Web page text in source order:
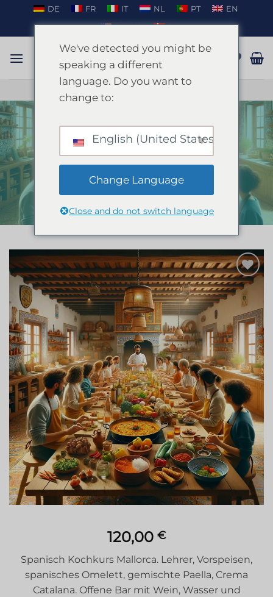
springen
DE FR IT NL PT
EN
EN_US
DA
GESPRÄCH AUF WHATSAPP
Spanischer Kochkurs Mallorca
STARTSEITE / MALLORCA /
JUNGGESELLENABSCHIED MALLORCA
Zur
Wunschliste
hinzufügen
120,00 €
Spanisch Kochkurs Mallorca. Lehrer, Vorspeisen,
spanisches Omelett, gemischte Paella, Crema
Catalana. Offene Bar mit Wein, Wasser und
We've detected you might be
speaking a different
language. Do you want to
change to:
English (United States)
Change Language
Close and do not switch language